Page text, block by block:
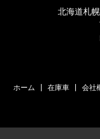
北海道札
ホーム 在庫車 会社